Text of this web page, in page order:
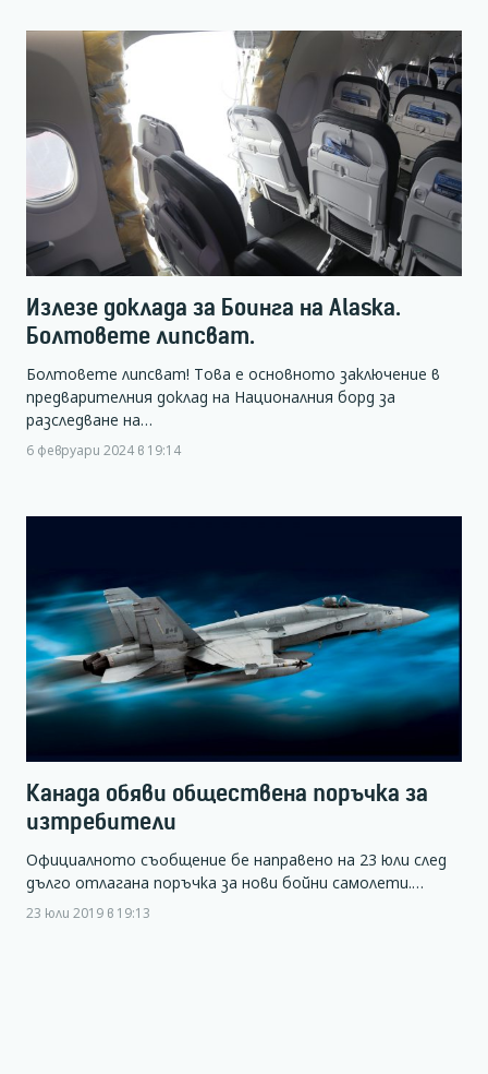
Излезе доклада за Боинга на Alaska.
Болтовете липсват.
Болтовете липсват! Това е основното заключение в
предварителния доклад на Националния борд за
разследване на…
6 февруари 2024 в 19:14
Канада обяви обществена поръчка за
изтребители
Официалното съобщение бе направено на 23 юли след
дълго отлагана поръчка за нови бойни самолети.…
23 юли 2019 в 19:13